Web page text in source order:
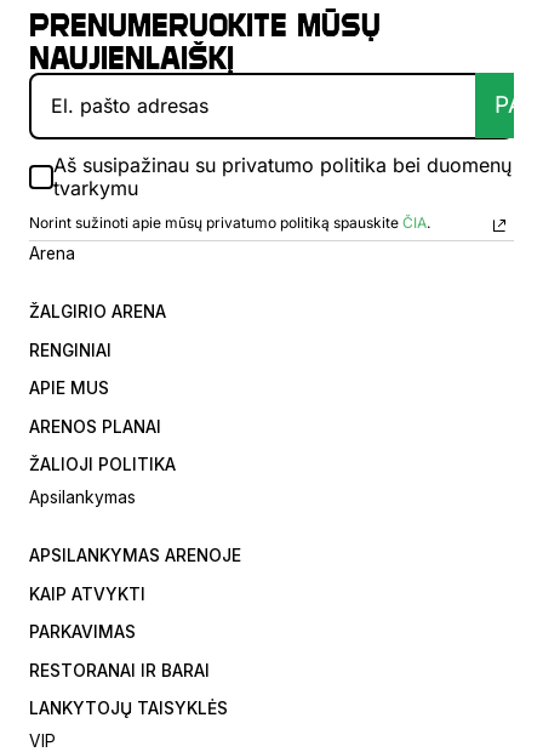
Prenumeruokite mūsų
naujienlaiškį
Aš susipažinau su privatumo politika bei duomenų
tvarkymu
Norint sužinoti apie mūsų privatumo politiką spauskite ČIA.
Arena
ŽALGIRIO ARENA
RENGINIAI
APIE MUS
ARENOS PLANAI
ŽALIOJI POLITIKA
Apsilankymas
APSILANKYMAS ARENOJE
KAIP ATVYKTI
PARKAVIMAS
RESTORANAI IR BARAI
LANKYTOJŲ TAISYKLĖS
VIP